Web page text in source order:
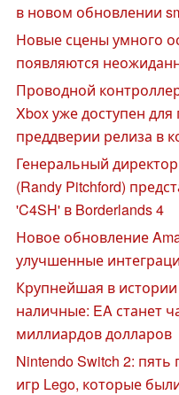
в новом обновлении
Новые сцены умного
появляются
Проводной
Xbox уже доступен
преддверии релиза в
Генеральный
(Randy Pitchford)
'C4SH' в Borderlands 4
Новое обновление
улучшенные
Крупнейшая в
наличные: EA станет
миллиардов долларов
Nintendo Switch 2:
игр Lego, которые